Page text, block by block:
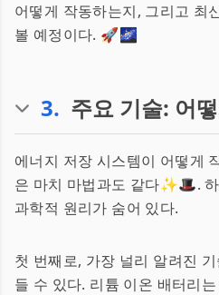
어떻게 작동하는지, 그리고 최
볼 예정이다. 🚀🌌
3. 주요 기술: 어
에너지 저장 시스템이 어떻게
은 마치 마법과도 같다✨🎩.
과학적 원리가 숨어 있다.
첫 번째로, 가장 널리 알려진 기
들 수 있다. 리튬 이온 배터리